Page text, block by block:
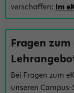
verschaffen: Im
Fragen zum
Bei Fragen zum
unseren